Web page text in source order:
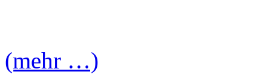
(mehr …)